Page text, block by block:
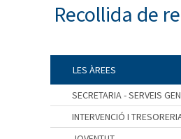
Recollida de
LES ÀREES
SECRETARIA - SERVEIS
INTERVENCIÓ I